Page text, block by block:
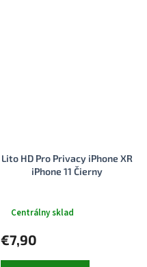
Lito HD Pro Privacy iPhone XR
iPhone 11 Čierny
Centrálny sklad
€7,90